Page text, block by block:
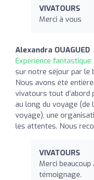
VIVATOURS
Merci à vous
Alexandra OUAGUED
Expérience fantastique:
sur notre séjour par le
Nous avons été
vivatours tout
au long du voyage (de
voyage), une
les attentes. Nous
VIVATOURS
Merci
témoignage.